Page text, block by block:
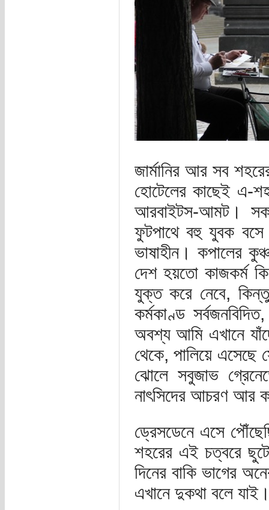
জার্মানির আর সব
হোটেলের কাছেই এ-
আরবাইটস-আমট।
ফুটপাথে বহু যুবক
ভাষাহীন। কপালের
দেশ হয়তো কাজকর্ম
যুক্ত করে নেবে, কিন্তু
কর্মকাণ্ড
অবশ্য আমি এখানে
থেকে, পালিয়ে এসেছে
ঝোলে সবুজাভ
নাৎসিদের আচরণ আর
ড্রেসডেনে এসে
শহরের এই চত্বরে
দিনের বাকি ভাগের
এখানে দুকথা বলে